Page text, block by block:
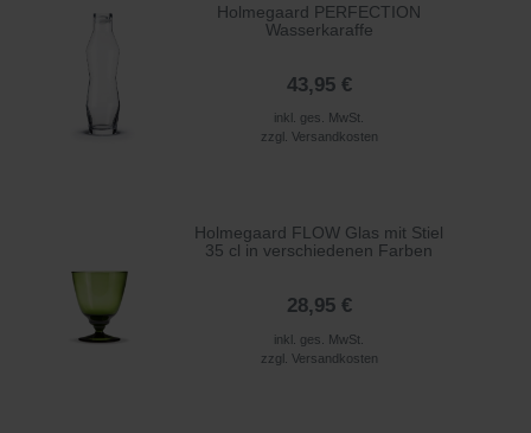
Holmegaard PERFECTION
Wasserkaraffe
43,95 €
inkl. ges. MwSt.
zzgl. Versandkosten
Holmegaard FLOW Glas mit Stiel
35 cl in verschiedenen Farben
28,95 €
inkl. ges. MwSt.
zzgl. Versandkosten